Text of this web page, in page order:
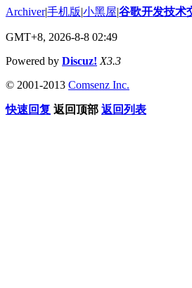
Archiver|手机版|小黑屋|谷歌开发技术
GMT+8, 2026-8-8 02:49
Powered by Discuz! X3.3
© 2001-2013 Comsenz Inc.
快速回复 返回顶部 返回列表